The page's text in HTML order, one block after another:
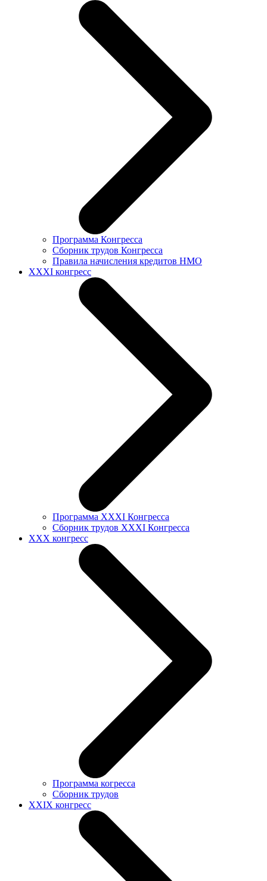
Программа Конгресса
Сборник трудов Конгресса
Правила начисления кредитов НМО
XXXI конгресс
Программа XXXI Конгресса
Сборник трудов XXXI Конгресса
XXX конгресс
Программа когресса
Сборник трудов
XXIX конгресс